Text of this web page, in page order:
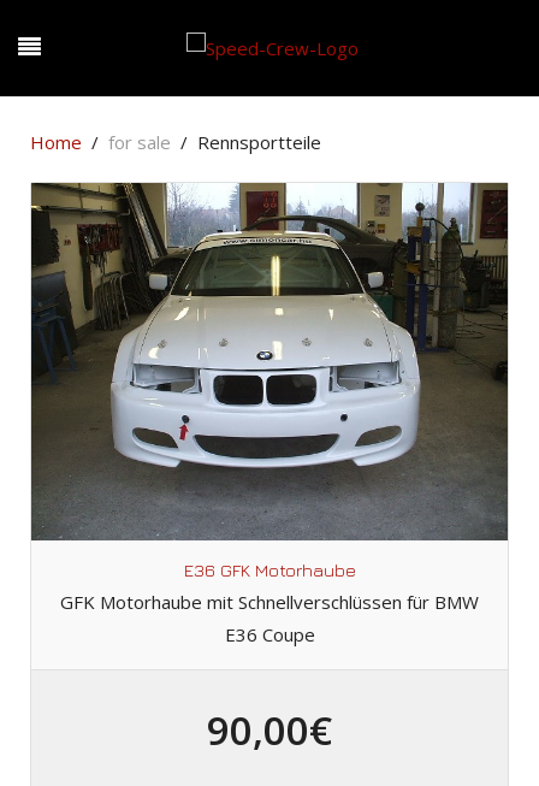
Home for sale Rennsportteile
E36 GFK Motorhaube
GFK Motorhaube mit Schnellverschlüssen für BMW
E36 Coupe
90,00€